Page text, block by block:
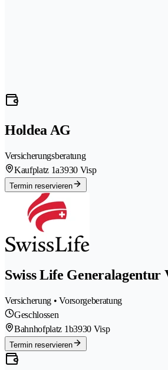
Holdea AG
Versicherungsberatung
Kaufplatz 1a3930 Visp
Termin reservieren
Swiss Life Generalagentur
Versicherung • Vorsorgeberatung
Geschlossen
Bahnhofplatz 1b3930 Visp
Termin reservieren